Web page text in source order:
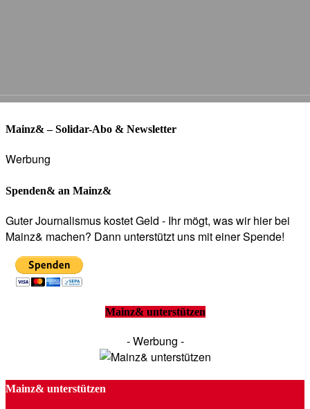
Mainz& – Solidar-Abo & Newsletter
Werbung
Spenden& an Mainz&
Guter Journalismus kostet Geld - Ihr mögt, was wir hier bei
Mainz& machen? Dann unterstützt uns mit einer Spende!
Mainz& unterstützen
- Werbung -
Mainz& unterstützen